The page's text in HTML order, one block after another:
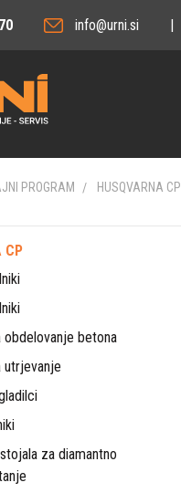
info@urni.si |
PROGRAM HUSQVARNA CP
CP
obdelovanje betona
utrjevanje
za diamantno